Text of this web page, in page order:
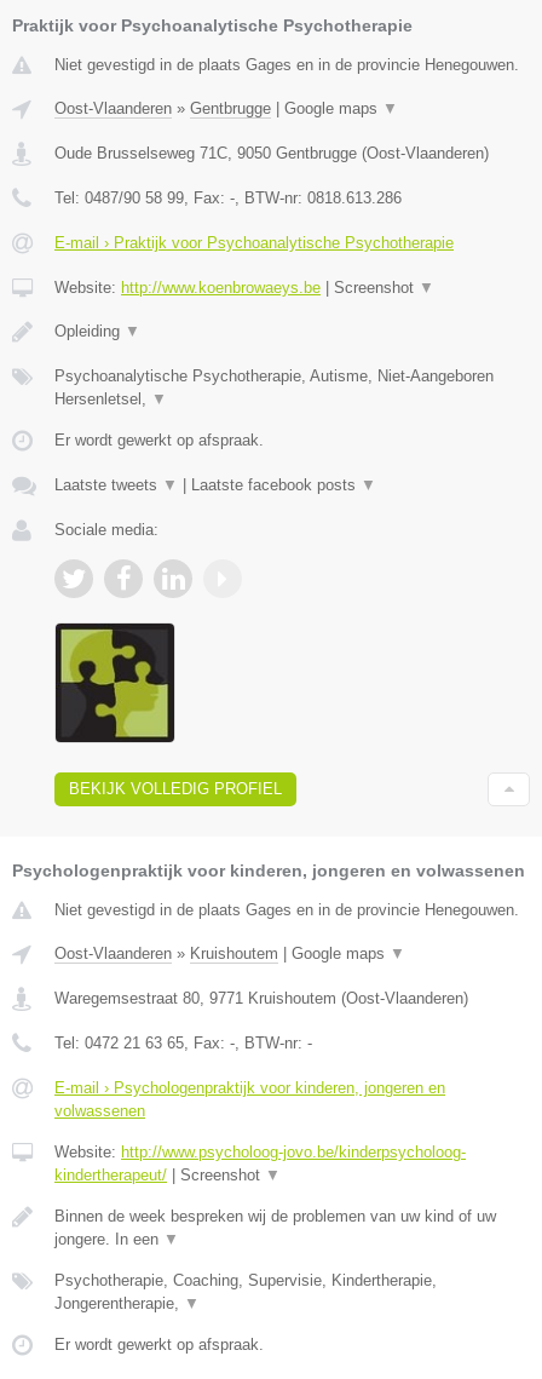
Praktijk voor Psychoanalytische Psychotherapie
Niet gevestigd in de plaats Gages en in de provincie Henegouwen.
Oost-Vlaanderen » Gentbrugge Google maps ▼
Oude Brusselseweg 71C, 9050 Gentbrugge (Oost-Vlaanderen)
Tel: 0487/90 58 99, Fax: -, BTW-nr: 0818.613.286
E-mail › Praktijk voor Psychoanalytische Psychotherapie
Website: http://www.koenbrowaeys.be Screenshot ▼
Opleiding ▼
Psychoanalytische Psychotherapie, Autisme, Niet-Aangeboren
Hersenletsel, ▼
Er wordt gewerkt op afspraak.
Laatste tweets ▼ Laatste facebook posts ▼
Sociale media:
BEKIJK VOLLEDIG PROFIEL
Psychologenpraktijk voor kinderen, jongeren en volwassenen
Niet gevestigd in de plaats Gages en in de provincie Henegouwen.
Oost-Vlaanderen » Kruishoutem Google maps ▼
Waregemsestraat 80, 9771 Kruishoutem (Oost-Vlaanderen)
Tel: 0472 21 63 65, Fax: -, BTW-nr: -
E-mail › Psychologenpraktijk voor kinderen, jongeren en
volwassenen
Website: http://www.psycholoog-jovo.be/kinderpsycholoog-
kindertherapeut/
Screenshot ▼
Binnen de week bespreken wij de problemen van uw kind of uw
jongere. In een ▼
Psychotherapie, Coaching, Supervisie, Kindertherapie,
Jongerentherapie, ▼
Er wordt gewerkt op afspraak.